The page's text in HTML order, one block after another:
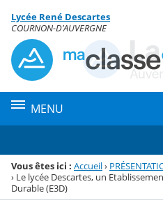
Menu de la rubrique
Contenu
Lycée René Descartes
COURNON-D'AUVERGNE
MENU
Vous êtes ici : Accueil›
› Le lycée Descartes, un
Durable (E3D)